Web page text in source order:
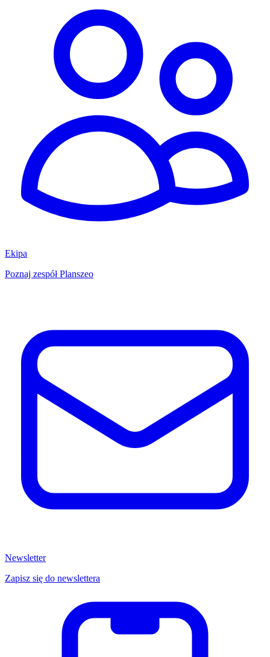
Ekipa
Poznaj zespół Planszeo
Newsletter
Zapisz się do newslettera